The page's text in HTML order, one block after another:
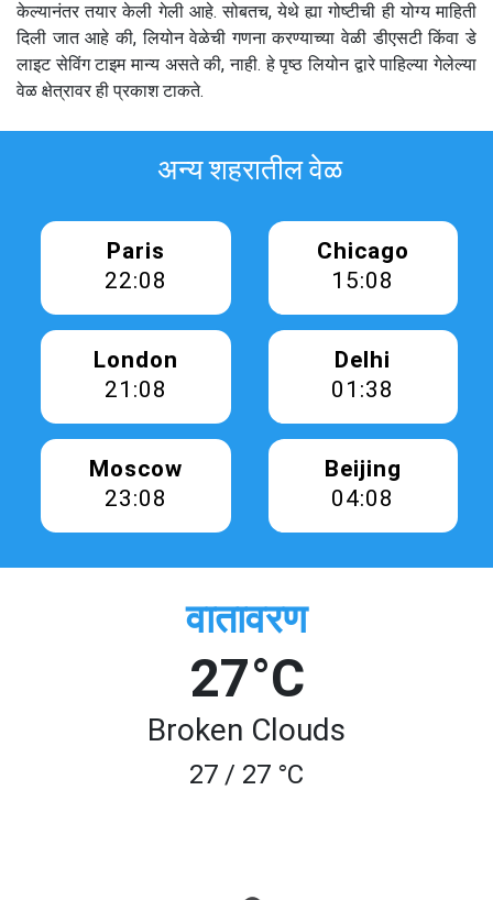
केल्यानंतर तयार केली गेली आहे. सोबतच, येथे ह्या गोष्टीची ही योग्य माहिती
दिली जात आहे की, लियोन वेळेची गणना करण्याच्या वेळी डीएसटी किंवा डे
लाइट सेविंग टाइम मान्य असते की, नाही. हे पृष्ठ लियोन द्वारे पाहिल्या गेलेल्या
वेळ क्षेत्रावर ही प्रकाश टाकते.
अन्य शहरातील वेळ
Paris
22:08
Chicago
15:08
London
21:08
Delhi
01:38
Moscow
23:08
Beijing
04:08
वातावरण
27°C
Broken Clouds
27 / 27 °C